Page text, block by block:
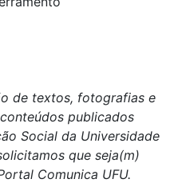
de textos, fotografias e
publicados
Social da Universidade
que seja(m)
Comunica UFU.